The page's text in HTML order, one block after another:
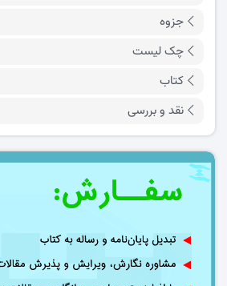
جزوه
چک لیست
کتاب
نقد و بررسی